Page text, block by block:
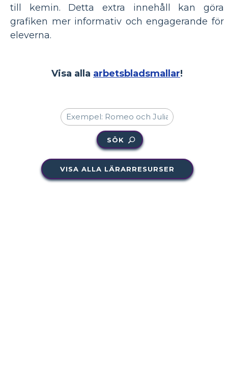
till kemin. Detta extra innehåll kan göra
grafiken mer informativ och engagerande för
eleverna.
Visa alla arbetsbladsmallar!
SÖK
VISA ALLA LÄRARRESURSER